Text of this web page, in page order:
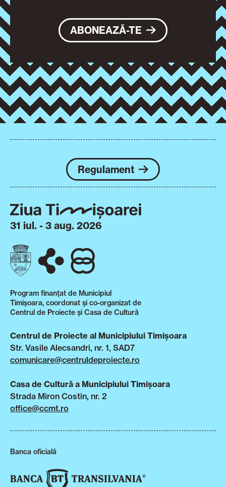
ABONEAZĂ-TE
Regulament
31 iul. - 3 aug. 2026
Program finanțat de Municipiul
Timișoara, coordonat și co-organizat de
Centrul de Proiecte și Casa de Cultură
Centrul de Proiecte al Municipiului Timișoara
Str. Vasile Alecsandri, nr. 1, SAD7
comunicare@centruldeproiecte.ro
Casa de Cultură a Municipiului Timișoara
Strada Miron Costin, nr. 2
office@ccmt.ro
Banca oficială